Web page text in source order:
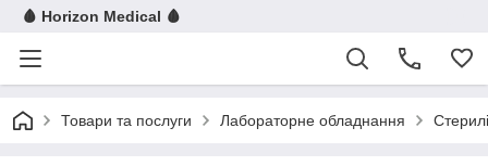
🩸 Horizon Medical 🩸
Товари та послуги Лабораторне обладнання